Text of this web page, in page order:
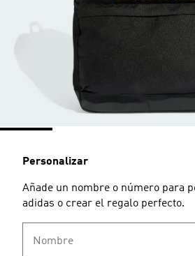
Personalizar
Añade un nombre o número para
adidas o crear el regalo perfecto.
Nombre